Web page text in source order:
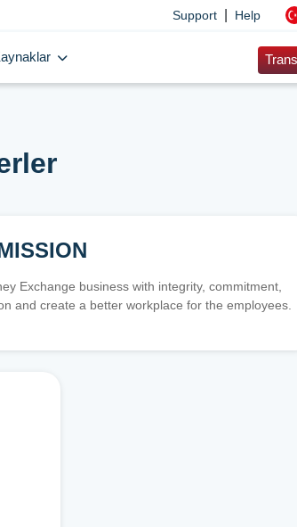
Support Help
Exchange business with integrity, commitment,
and create a better workplace for the employees.